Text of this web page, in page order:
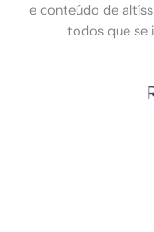
e conteúdo de
todos que se